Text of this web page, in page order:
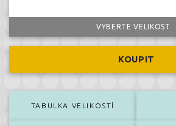
VYBERTE VELIKOST
KOUPIT
TABULKA VELIKOSTÍ